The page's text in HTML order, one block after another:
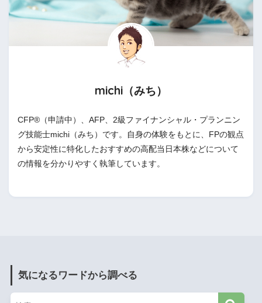
michi（みち）
CFP®（申請中）、AFP、2級ファイナンシャル・プランニン
グ技能士michi（みち）です。自身の体験をもとに、FPの観点
から安定性に特化したおすすめの高配当日本株などについて
の情報を分かりやすく執筆しています。
気になるワードから調べる